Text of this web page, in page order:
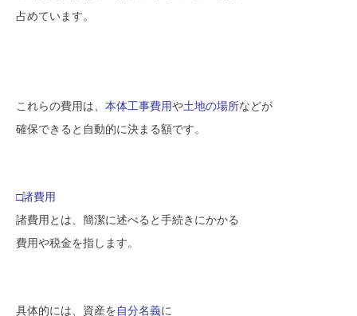
占めています。
これらの費用は、 本体工事費用や土地の場所などが
確保できると自動的に決まる額です。
□諸費用
諸費用とは、簡潔に述べると手続きにかかる
費用や税金を指します。
具体的には、資産を自分名義に